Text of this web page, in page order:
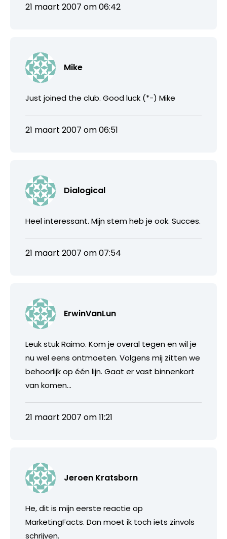
21 maart 2007 om 06:42
Mike
Just joined the club. Good luck (*-) Mike
21 maart 2007 om 06:51
Dialogical
Heel interessant. Mijn stem heb je ook. Succes.
21 maart 2007 om 07:54
ErwinVanLun
Leuk stuk Raimo. Kom je overal tegen en wil je
nu wel eens ontmoeten. Volgens mij zitten we
behoorlijk op één lijn. Gaat er vast binnenkort
van komen…
21 maart 2007 om 11:21
Jeroen Kratsborn
He, dit is mijn eerste reactie op
MarketingFacts. Dan moet ik toch iets zinvols
schrijven.